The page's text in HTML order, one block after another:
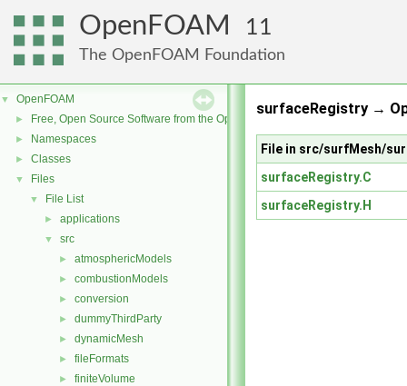
OpenFOAM 11
The OpenFOAM Foundation
▼ OpenFOAM
► Free, Open Source Software from the OpenFOAM Foundation
► Namespaces
► Classes
▼ Files
▼ File List
► applications
▼ src
► atmosphericModels
► combustionModels
► conversion
► dummyThirdParty
► dynamicMesh
► fileFormats
► finiteVolume
surfaceRegistry →
File in src/surfMesh/
surfaceRegistry.C
surfaceRegistry.H